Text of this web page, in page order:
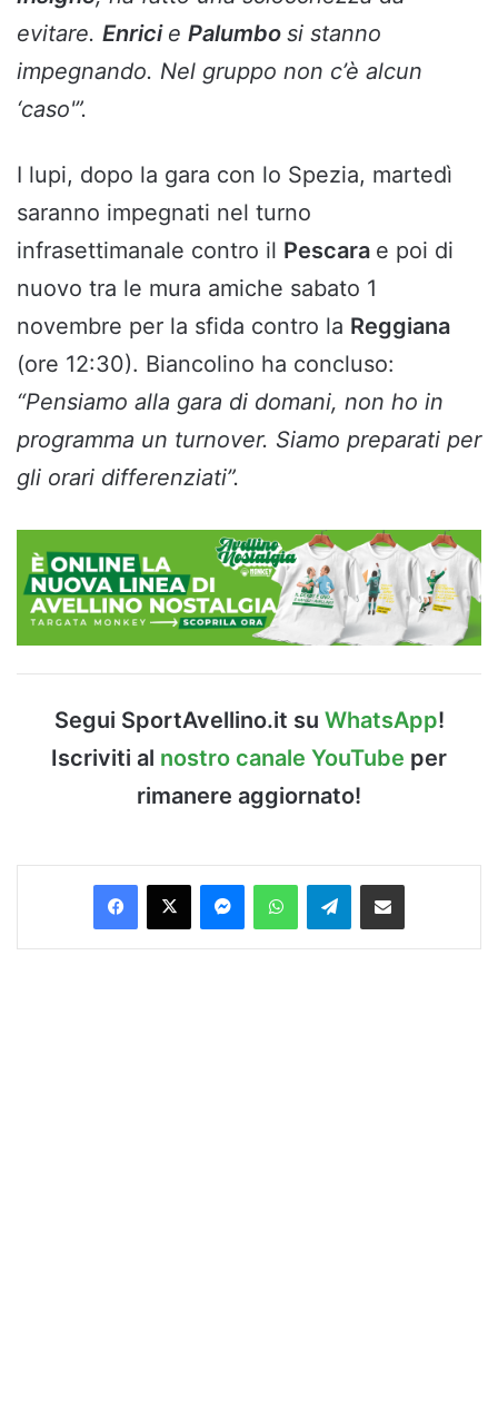
evitare. Enrici e Palumbo si stanno
impegnando. Nel gruppo non c’è alcun
‘caso'”.
I lupi, dopo la gara con lo Spezia, martedì
saranno impegnati nel turno
infrasettimanale contro il Pescara e poi di
nuovo tra le mura amiche sabato 1
novembre per la sfida contro la Reggiana
(ore 12:30). Biancolino ha concluso:
“Pensiamo alla gara di domani, non ho in
programma un turnover. Siamo preparati per
gli orari differenziati”.
Segui SportAvellino.it su WhatsApp!
Iscriviti al nostro canale YouTube per
rimanere aggiornato!
Facebook
X MessengerWhatsAppTelegramCondividi via Email